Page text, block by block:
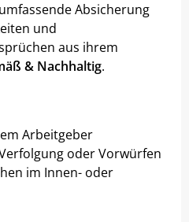
Absicherung
und
aus ihrem
& Nachhaltig.
Arbeitgeber
oder Vorwürfen
im Innen- oder